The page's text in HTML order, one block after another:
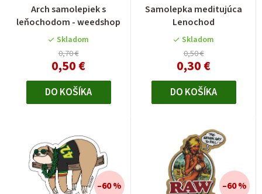
Arch samolepiek s
leňochodom - weedshop
Skladom
0,70 €
0,50 €
DO KOŠÍKA
Samolepka meditujúca
Lenochod
Skladom
0,50 €
0,30 €
DO KOŠÍKA
–60 % –60 %